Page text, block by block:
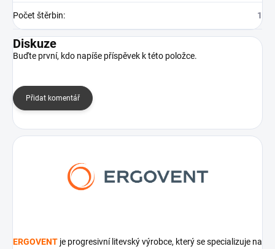
Počet štěrbin: 1
Diskuze
Buďte první, kdo napíše příspěvek k této položce.
Přidat komentář
ERGOVENT je progresivní litevský výrobce, který se specializuje na